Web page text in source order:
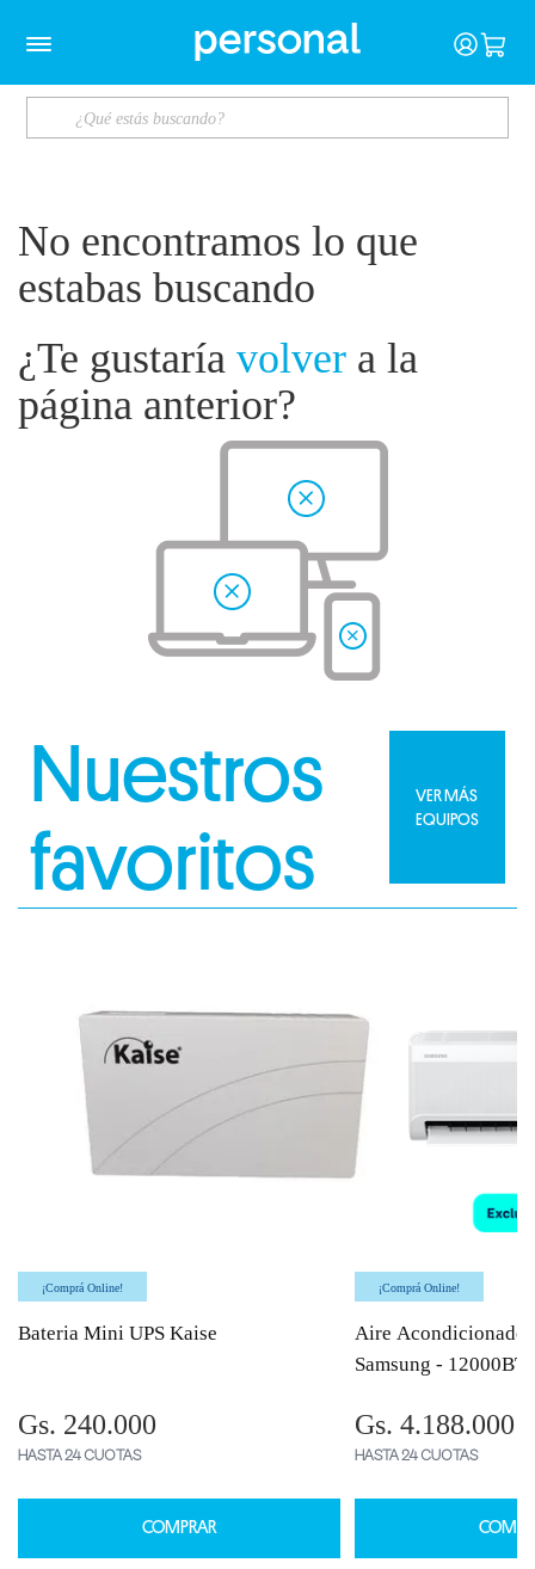
No encontramos lo que
estabas buscando
¿Te gustaría volver a la
página anterior?
Nuestros
favoritos
VER MÁS
EQUIPOS
¡Comprá Online!
Bateria Mini UPS Kaise
Gs. 240.000
HASTA 24 CUOTAS
COMPRAR
¡Comprá Online!
Aire Acondicionado
Samsung -
Gs. 4.188.000
HASTA 24 CUOTAS